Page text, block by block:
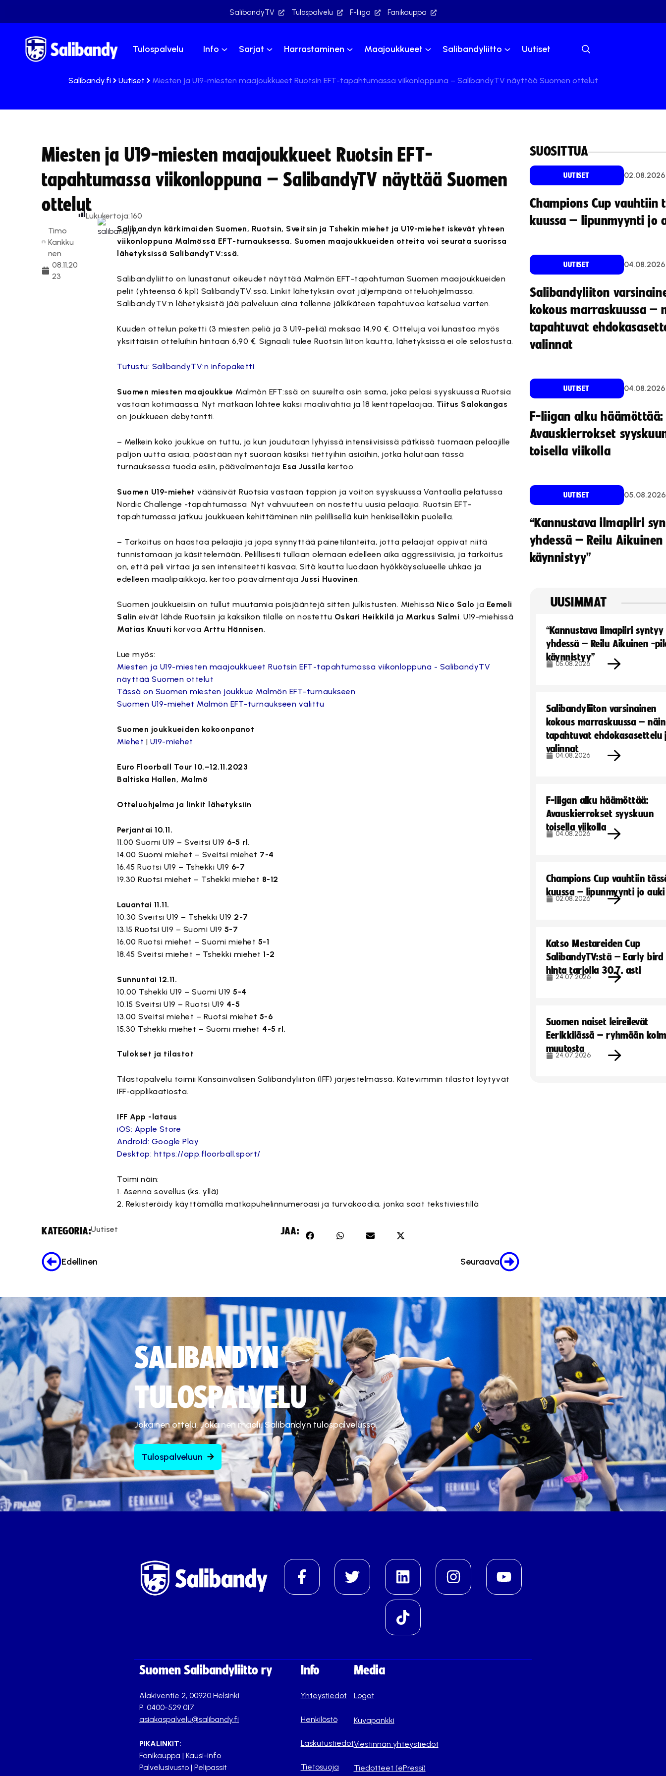
SalibandyTV Tulospalvelu F-liiga Fanikauppa
Tulospalvelu Info Sarjat Harrastaminen Maajoukkueet Salibandyliitto Uutiset
Salibandy.fi Uutiset Miesten ja U19-miesten maajoukkueet Ruotsin EFT-tapahtumassa viikonloppuna – SalibandyTV näyttää Suomen ottelut
Miesten ja U19-miesten maajoukkueet Ruotsin EFT-
tapahtumassa viikonloppuna – SalibandyTV näyttää Suomen
ottelut
Timo
Kankku
nen
08.11.20
23
Lukukertoja:160
Salibandyn kärkimaiden Suomen, Ruotsin, Sveitsin ja Tshekin miehet ja U19-miehet iskevät yhteen
viikonloppuna Malmössä EFT-turnauksessa. Suomen maajoukkueiden otteita voi seurata suorissa
lähetyksissä SalibandyTV:ssä.
Salibandyliitto on lunastanut oikeudet näyttää Malmön EFT-tapahtuman Suomen maajoukkueiden
pelit (yhteensä 6 kpl) SalibandyTV:ssä. Linkit lähetyksiin ovat jäljempänä otteluohjelmassa.
SalibandyTV:n lähetyksistä jää palveluun aina tallenne jälkikäteen tapahtuvaa katselua varten.
Kuuden ottelun paketti (3 miesten peliä ja 3 U19-peliä) maksaa 14,90 €. Otteluja voi lunastaa myös
yksittäisiin otteluihin hintaan 6,90 €. Signaali tulee Ruotsin liiton kautta, lähetyksissä ei ole selostusta.
Tutustu: SalibandyTV:n infopaketti
Suomen miesten maajoukkue Malmön EFT:ssä on suurelta osin sama, joka pelasi syyskuussa Ruotsia
vastaan kotimaassa. Nyt matkaan lähtee kaksi maalivahtia ja 18 kenttäpelaajaa. Tiitus Salokangas
on joukkueen debytantti.
– Melkein koko joukkue on tuttu, ja kun joudutaan lyhyissä intensiivisissä pätkissä tuomaan pelaajille
paljon uutta asiaa, päästään nyt suoraan käsiksi tiettyihin asioihin, jotka halutaan tässä
turnauksessa tuoda esiin, päävalmentaja Esa Jussila kertoo.
Suomen U19-miehet väänsivät Ruotsia vastaan tappion ja voiton syyskuussa Vantaalla pelatussa
Nordic Challenge -tapahtumassa Nyt vahvuuteen on nostettu uusia pelaajia. Ruotsin EFT-
tapahtumassa jatkuu joukkueen kehittäminen niin pelillisellä kuin henkiselläkin puolella.
– Tarkoitus on haastaa pelaajia ja jopa synnyttää painetilanteita, jotta pelaajat oppivat niitä
tunnistamaan ja käsittelemään. Pelillisesti tullaan olemaan edelleen aika aggressiivisia, ja tarkoitus
on, että peli virtaa ja sen intensiteetti kasvaa. Sitä kautta luodaan hyökkäysalueelle uhkaa ja
edelleen maalipaikkoja, kertoo päävalmentaja Jussi Huovinen.
Suomen joukkueisiin on tullut muutamia poisjääntejä sitten julkistusten. Miehissä Nico Salo ja Eemeli
Salin eivät lähde Ruotsiin ja kaksikon tilalle on nostettu Oskari Heikkilä ja Markus Salmi. U19-miehissä
Matias Knuuti korvaa Arttu Hännisen.
Lue myös:
Miesten ja U19-miesten maajoukkueet Ruotsin EFT-tapahtumassa viikonloppuna - SalibandyTV
näyttää Suomen ottelut
Tässä on Suomen miesten joukkue Malmön EFT-turnaukseen
Suomen U19-miehet Malmön EFT-turnaukseen valittu
Suomen joukkueiden kokoonpanot
Miehet | U19-miehet
Euro Floorball Tour 10.–12.11.2023
Baltiska Hallen, Malmö
Otteluohjelma ja linkit lähetyksiin
Perjantai 10.11.
11.00 Suomi U19 – Sveitsi U19 6-5 rl.
14.00 Suomi miehet – Sveitsi miehet 7-4
16.45 Ruotsi U19 – Tshekki U19 6-7
19.30 Ruotsi miehet – Tshekki miehet 8-12
Lauantai 11.11.
10.30 Sveitsi U19 – Tshekki U19 2-7
13.15 Ruotsi U19 – Suomi U19 5-7
16.00 Ruotsi miehet – Suomi miehet 5-1
18.45 Sveitsi miehet – Tshekki miehet1-2
Sunnuntai 12.11.
10.00 Tshekki U19 – Suomi U195-4
10.15 Sveitsi U19 – Ruotsi U19 4-5
13.00 Sveitsi miehet – Ruotsi miehet 5-6
15.30 Tshekki miehet – Suomi miehet 4-5 rl.
Tulokset ja tilastot
Tilastopalvelu toimii Kansainvälisen Salibandyliiton (IFF) järjestelmässä. Kätevimmin tilastot löytyvät
IFF-applikaatiosta.
IFF App -lataus
iOS: Apple Store
Android: Google Play
Desktop: https://app.floorball.sport/
Toimi näin:
1. Asenna sovellus (ks. yllä)
2. Rekisteröidy käyttämällä matkapuhelinnumeroasi ja turvakoodia, jonka saat tekstiviestillä
KATEGORIA:Uutiset JAA:
Edellinen Seuraava
SUOSITTUA
UUTISET 02.08.2026
Champions Cup vauhtiin
kuussa – lipunmyynti jo
UUTISET 04.08.2026
Salibandyliiton
kokous marraskuussa –
tapahtuvat
valinnat
UUTISET 04.08.2026
F-liigan alku häämöttää:
Avauskierrokset
toisella viikolla
UUTISET 05.08.2026
“Kannustava ilmapiiri
yhdessä – Reilu
käynnistyy”
UUSIMMAT
“Kannustava ilmapiiri syntyy
yhdessä – Reilu Aikuinen -
käynnistyy”
05.08.2026
Salibandyliiton varsinainen
kokous marraskuussa – näin
tapahtuvat ehdokasasettelu
valinnat
04.08.2026
F-liigan alku häämöttää:
Avauskierrokset syyskuun
toisella viikolla
04.08.2026
Champions Cup vauhtiin
kuussa – lipunmyynti jo auki
02.08.2026
Katso Mestareiden Cup
SalibandyTV:stä – Early
hinta tarjolla 30.7. asti
24.07.2026
Suomen naiset leireilevät
Eerikkilässä – ryhmään
muutosta
24.07.2026
SALIBANDYN
TULOSPALVELU
Jokainen ottelu. Jokainen maali. Salibandyn tulospalvelussa.
Tulospalveluun
Suomen Salibandyliitto ry
Alakiventie 2, 00920 Helsinki
P. 0400-529 017
asiakaspalvelu@salibandy.fi
PIKALINKIT:
Fanikauppa | Kausi-info
Palvelusivusto | Pelipassit
Info
Yhteystiedot
Henkilöstö
Laskutustiedot
Tietosuoja
Media
Logot
Kuvapankki
Viestinnän yhteystiedot
Tiedotteet (ePressi)